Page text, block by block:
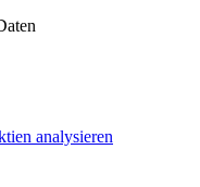
analysieren